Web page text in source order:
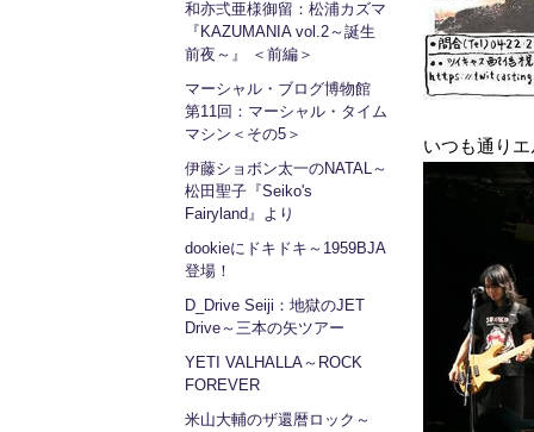
和亦弍亜様御留：松浦カズマ
『KAZUMANIA vol.2～誕生
前夜～』 ＜前編＞
マーシャル・ブログ博物館
第11回：マーシャル・タイム
マシン＜その5＞
伊藤ショボン太一のNATAL～
松田聖子『Seiko's
Fairyland』より
dookieにドキドキ～1959BJA
登場！
D_Drive Seiji：地獄のJET
Drive～三本の矢ツアー
YETI VALHALLA～ROCK
FOREVER
米山大輔のザ還暦ロック～
いつも通り